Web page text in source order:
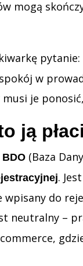
mogą
pytanie:
w
je
ją
BDO (Baza
.
do
neutralny –